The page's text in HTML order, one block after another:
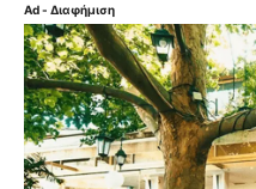
Ad - Διαφήμιση